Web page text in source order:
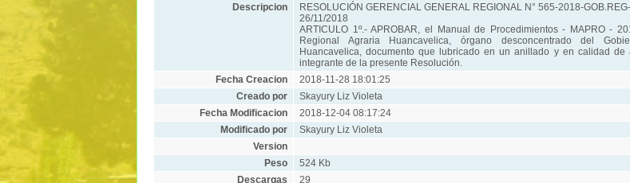
Descripcion
RESOLUCIÓN GERENCIAL GENERAL REGIONAL N° 565-2018-
26/11/2018
ARTICULO 1º.- APROBAR, el Manual de Procedimientos - MAPRO -
Regional Agraria Huancavelica, órgano desconcentrado del
Huancavelica, documento que lubricado en un anillado y en calidad de
integrante de la presente Resolución.
Fecha Creacion
2018-11-28 18:01:25
Creado por
Skayury Liz Violeta
Fecha Modificacion
2018-12-04 08:17:24
Modificado por
Skayury Liz Violeta
Version
Peso
524 Kb
Descargas
29